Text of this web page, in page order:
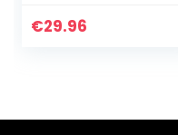
€29.96